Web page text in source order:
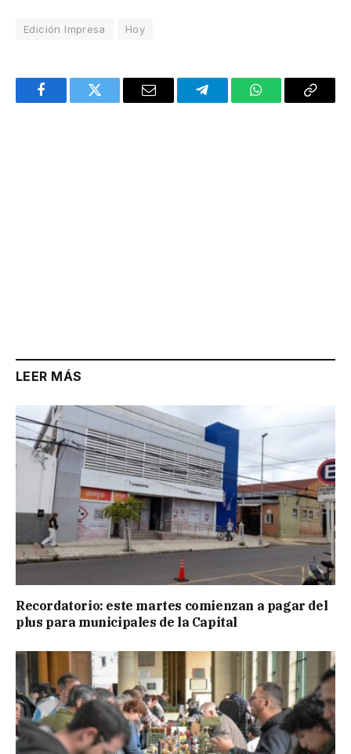
Edición Impresa Hoy
FacebookTwitter Email TelegramWhatsAppCopy
LEER MÁS
Recordatorio: este martes comienzan a pagar del
plus para municipales de la Capital